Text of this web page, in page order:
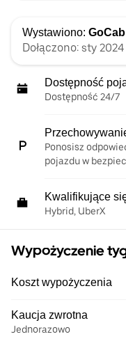
Wystawiono:
Dołączono: sty 2024
Dostępność
Dostępność 24/7
Ponosisz
pojazdu w
Kwalifikujące
Hybrid, UberX
Wypożyczenie
Koszt wypożyczenia
Kaucja zwrotna
Jednorazowo